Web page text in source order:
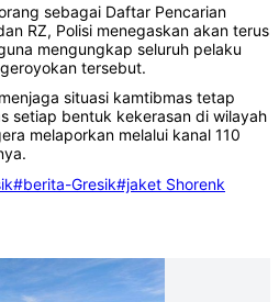
sebagai Daftar Pencarian
RZ, Polisi menegaskan akan terus
mengungkap seluruh pelaku
tersebut.
situasi kamtibmas tetap
setiap bentuk kekerasan di wilayah
melaporkan melalui kanal 110
#berita-Gresik#jaket Shorenk